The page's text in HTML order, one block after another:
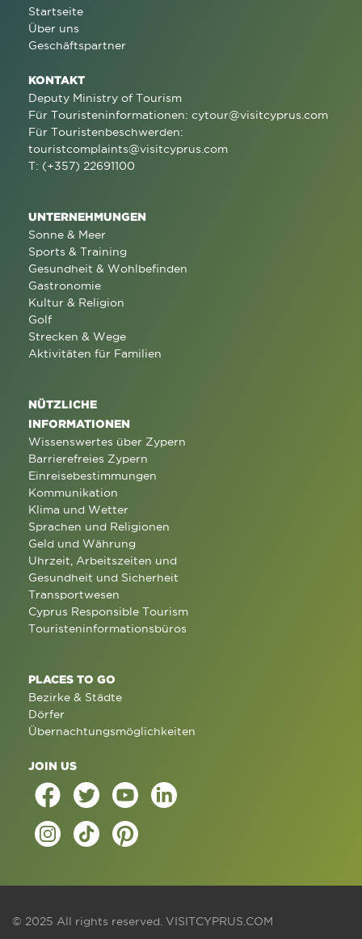
Startseite
Über uns
Geschäftspartner
KONTAKT
Deputy Ministry of Tourism
Für Touristeninformationen: cytour@visitcyprus.com
Für Touristenbeschwerden:
touristcomplaints@visitcyprus.com
T: (+357) 22691100
UNTERNEHMUNGEN
Sonne & Meer
Sports & Training
Gesundheit & Wohlbefinden
Gastronomie
Kultur & Religion
Golf
Strecken & Wege
Aktivitäten für Familien
NÜTZLICHE
INFORMATIONEN
Wissenswertes über Zypern
Barrierefreies Zypern
Einreisebestimmungen
Kommunikation
Klima und Wetter
Sprachen und Religionen
Geld und Währung
Uhrzeit, Arbeitszeiten und
Gesundheit und Sicherheit
Transportwesen
Cyprus Responsible Tourism
Touristeninformationsbüros
PLACES TO GO
Bezirke & Städte
Dörfer
Übernachtungsmöglichkeiten
JOIN US
© 2025 All rights reserved. VISITCYPRUS.COM